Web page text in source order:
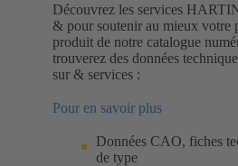
Découvrez les services
& pour soutenir au mieux votre
produit de notre catalogue
trouverez des données
sur & services :
Pour en savoir plus
Données CAO, fiches
de type